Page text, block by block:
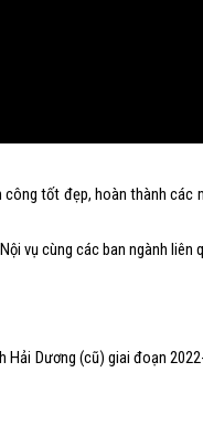
tốt đẹp, hoàn thành các
vụ cùng các ban ngành liên
Dương (cũ) giai đoạn